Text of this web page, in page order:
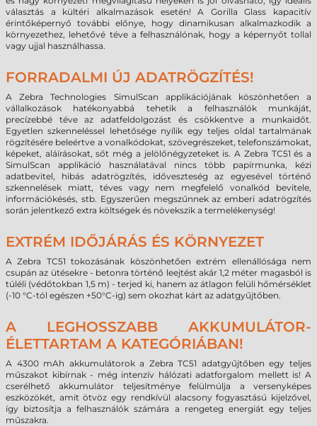
választás a kültéri alkalmazások esetén! A Gorilla Glass kapacitív
érintőképernyő további előnye, hogy dinamikusan alkalmazkodik a
környezethez, lehetővé téve a felhasználónak, hogy a képernyőt tollal
vagy ujjal használhassa.
FORRADALMI ÚJ ADATRÖGZÍTÉS!
A Zebra Technologies SimulScan applikációjának köszönhetően a
vállalkozások hatékonyabbá tehetik a felhasználók munkáját,
precízebbé téve az adatfeldolgozást és csökkentve a munkaidőt.
Egyetlen szkenneléssel lehetősége nyílik egy teljes oldal tartalmának
rögzítésére beleértve a vonalkódokat, szövegrészeket, telefonszámokat,
képeket, aláírásokat, sőt még a jelölőnégyzeteket is. A Zebra TC51 és a
SimulScan applikáció használatával nincs több papírmunka, kézi
adatbevitel, hibás adatrögzítés, időveszteség az egyesével történő
szkennelések miatt, téves vagy nem megfelelő vonalkód bevitele,
információkésés, stb. Egyszerűen megszűnnek az emberi adatrögzítés
során jelentkező extra költségek és növekszik a termelékenység!
EXTRÉM IDŐJÁRÁS ÉS KÖRNYEZET
A Zebra TC51 tokozásának köszönhetően extrém ellenállósága nem
csupán az ütésekre - betonra történő leejtést akár 1,2 méter magasból is
túléli (védőtokban 1,5 m) - terjed ki, hanem az átlagon felüli hőmérséklet
(-10 °C-tól egészen +50°C-ig) sem okozhat kárt az adatgyűjtőben.
A LEGHOSSZABB AKKUMULÁTOR-
ÉLETTARTAM A KATEGÓRIÁBAN!
A 4300 mAh akkumulátorok a Zebra TC51 adatgyűjtőben egy teljes
műszakot kibírnak - még intenzív hálózati adatforgalom mellett is! A
cserélhető akkumulátor teljesítménye felülmúlja a versenyképes
eszközökét, amit ötvöz egy rendkívül alacsony fogyasztású kijelzővel,
így biztosítja a felhasználók számára a rengeteg energiát egy teljes
műszakra.